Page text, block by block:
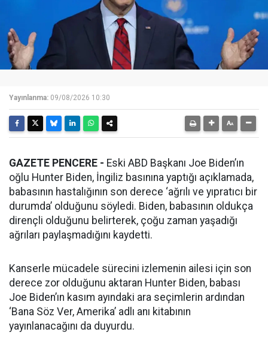
Yayınlanma: 09/08/2026 10:30
GAZETE PENCERE - Eski ABD Başkanı Joe Biden’ın
oğlu Hunter Biden, İngiliz basınına yaptığı açıklamada,
babasının hastalığının son derece ‘ağrılı ve yıpratıcı bir
durumda’ olduğunu söyledi. Biden, babasının oldukça
dirençli olduğunu belirterek, çoğu zaman yaşadığı
ağrıları paylaşmadığını kaydetti.
Kanserle mücadele sürecini izlemenin ailesi için son
derece zor olduğunu aktaran Hunter Biden, babası
Joe Biden’ın kasım ayındaki ara seçimlerin ardından
‘Bana Söz Ver, Amerika’ adlı anı kitabının
yayınlanacağını da duyurdu.